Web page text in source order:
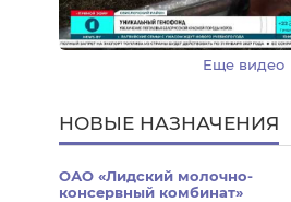
Еще видео
НОВЫЕ НАЗНАЧЕНИЯ
ОАО «Лидский молочно-
консервный комбинат»